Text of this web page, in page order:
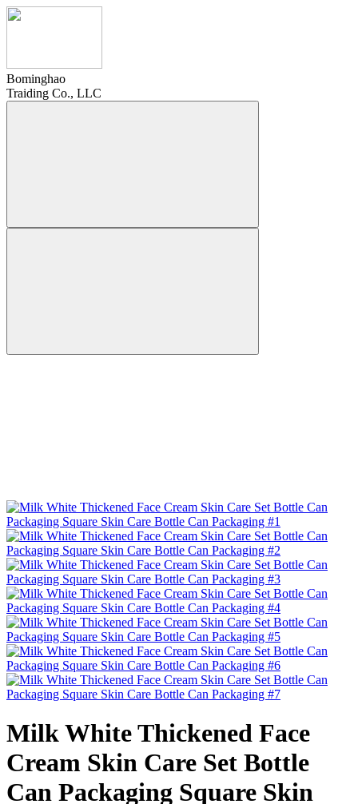
Bominghao
Traiding Co., LLC
Milk White Thickened Face
Cream Skin Care Set Bottle
Can Packaging Square Skin